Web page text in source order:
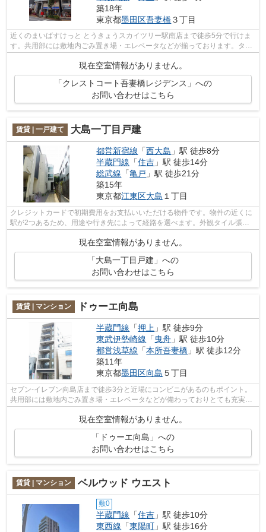
築18年
東京都墨田区吾妻橋３丁目
近くのまいばすけっと とうきょうスカイツリー駅南店まで徒歩5分で行けま
す。共用部には敷地内ごみ置き場・エレベータなどが揃っております。タイ
現在空室情報がありません。
「クレストコート吾妻橋レジデンス」への
お問い合わせはこちら
賃貸 | 一戸建て 大島一丁目戸建
都営新宿線 「西大島 」駅 徒歩8分
半蔵門線 「住吉 」駅 徒歩14分
総武線 「亀戸 」駅 徒歩21分
築15年
東京都江東区大島 １丁目
クレジットカードで初期費用をお支払いいただける物件です。物件の近くに
駅が2つあるため、用途や行き先によって経路を選べます。外観タイル張り
は耐久性に優れ、管理の手間も抑えられ...
現在空室情報がありません。
「大島一丁目戸建」への
お問い合わせはこちら
賃貸 | マンション ドゥーエ向島
半蔵門線 「押上 」駅 徒歩9分
東武伊勢崎線 「 曳舟 」駅 徒歩10分
都営浅草線 「本所吾妻橋 」駅 徒歩12分
築11年
東京都墨田区向島 ５丁目
セブン-イレブン向島店まで徒歩3分と近場にコンビニがあるのもポイント。
共用部には敷地内ごみ置き場・エレベータなどが備わっておりとても充実し
ています。眺望良好で景色が楽しめま...
現在空室情報がありません。
「ドゥーエ向島」への
お問い合わせはこちら
賃貸 | マンション ベルウッド ウエスト
敷0
半蔵門線 「住吉 」駅 徒歩10分
東西線 「東陽町 」駅 徒歩16分